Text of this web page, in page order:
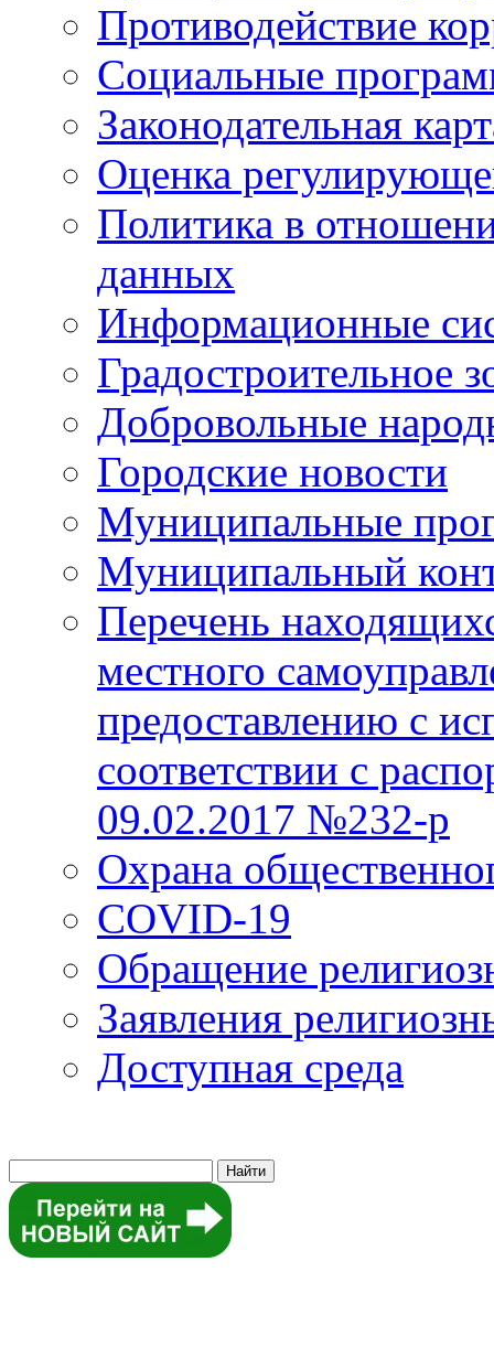
Противодействие
Социальные
Законодательная
Оценка
Политика в
данных
Информационные
Градостроительное
Добровольные
Городские новости
Муниципальные
Муниципальный
Перечень
местного
предоставлению с
соответствии с
09.02.2017 №232-р
Охрана
COVID-19
Обращение
Заявления
Доступная среда
Найти